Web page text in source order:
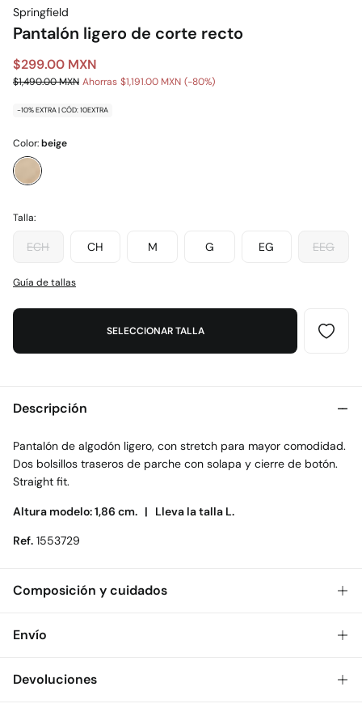
Springfield
Pantalón ligero de corte recto
$299.00 MXN
$1,490.00 MXN Ahorras $1,191.00 MXN 80
-10% EXTRA | CÓD: 10EXTRA
Color:beige
Talla:
ECH CH M G EG EEG
Guía de tallas
SELECCIONAR TALLA
Descripción
Pantalón de algodón ligero, con stretch para mayor comodidad.
Dos bolsillos traseros de parche con solapa y cierre de botón.
Straight fit.
Altura modelo: 1,86 cm. | Lleva la talla L.
Ref. 1553729
Composición y cuidados
Composición
Envío
Envío a tienda: 2-5 días.
Devoluciones